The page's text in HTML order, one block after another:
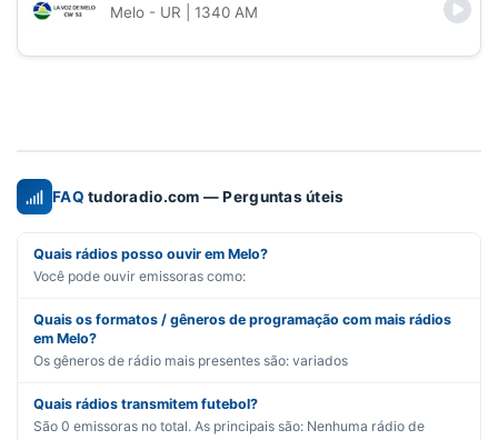
Melo - UR | 1340 AM
FAQ tudoradio.com — Perguntas úteis
Quais rádios posso ouvir em Melo?
Você pode ouvir emissoras como:
Quais os formatos / gêneros de programação com mais rádios
em Melo?
Os gêneros de rádio mais presentes são: variados
Quais rádios transmitem futebol?
São 0 emissoras no total. As principais são: Nenhuma rádio de